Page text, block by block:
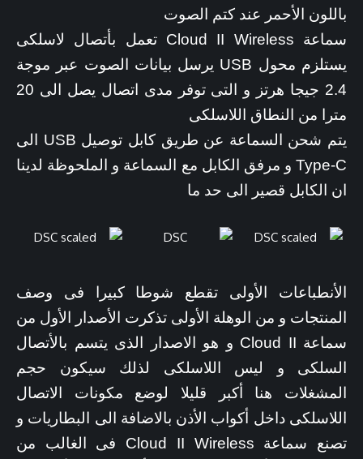
باللون الأحمر عند كتم الصوت
سماعة Cloud II Wireless تعمل بأتصال لاسلكى
يستلزم محول USB يرسل بيانات الصوت عبر موجة
2.4 جيجا هرتز و التى توفر مدى اتصال يصل الى 20
مترا من النطاق اللاسلكى
يتم شحن السماعة عن طريق كابل توصيل USB الى
Type-C و مرفق الكابل مع السماعة و الملحوظة لدينا
ان الكابل قصير الى حد ما
الأنطباعات الأولى تقطع شوطا كبيرا فى وصف
المنتجات و من الوهلة الأولى تذكرت الأصدار الأول من
سماعة Cloud II و هو الاصدار الذى يتسم بالأتصال
السلكى و ليس اللاسلكى لذلك سيكون حجم
المشغلات هنا أكبر قليلا لوضع مكونات الاتصال
اللاسلكى داخل أكواب الأذن بالاضافة الى البطاريات و
تصنع سماعة Cloud II Wireless فى الغالب من